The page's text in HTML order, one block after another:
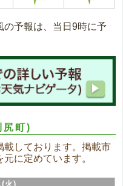
の予報は、当日9時に予
尻町)
載しております。掲載市
に定めています。
火)